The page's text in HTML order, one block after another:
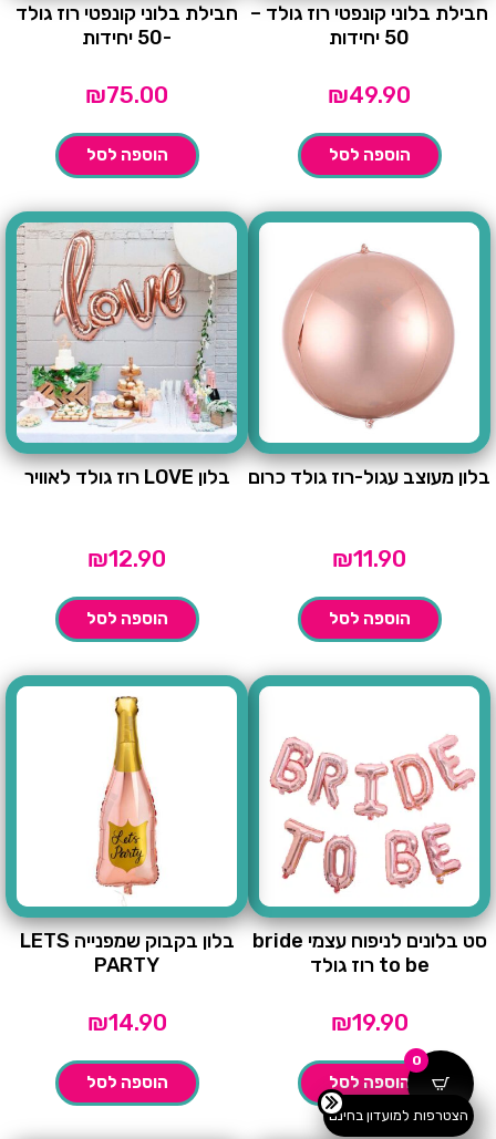
חבילת בלוני קונפטי רוז גולד –
50 יחידות
₪49.90
הוספה לסל
חבילת בלוני קונפטי רוז גולד
-50 יחידות
₪75.00
הוספה לסל
בלון מעוצב עגול-רוז גולד כרום
₪11.90
הוספה לסל
בלון LOVE רוז גולד לאוויר
₪12.90
הוספה לסל
סט בלונים לניפוח עצמי bride
to be רוז גולד
₪19.90
הוספה לסל
בלון בקבוק שמפנייה LETS
PARTY
₪14.90
הוספה לסל
0
הצטרפות למועדון בחינם